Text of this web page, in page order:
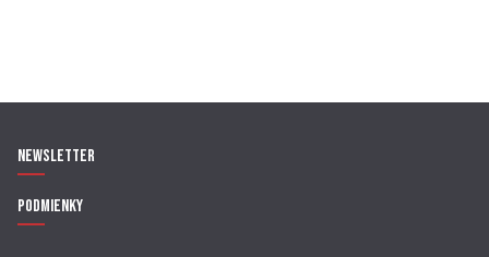
Newsletter
Podmienky